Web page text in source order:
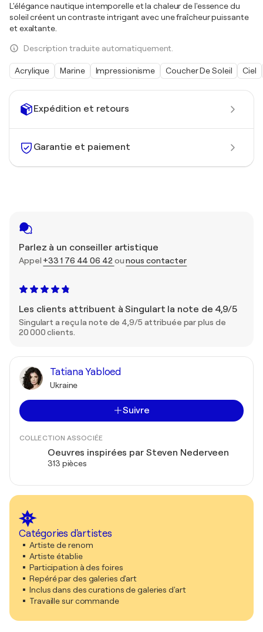
Expédition et retours
Garantie et paiement
Parlez à un conseiller artistique
Appel +33 1 76 44 06 42 ounous contacter
Les clients attribuent à Singulart la note de 4,9/5
Singulart a reçu la note de 4,9/5 attribuée par plus de
20 000 clients.
Tatiana Yabloed
Ukraine
Suivre
COLLECTION ASSOCIÉE
Oeuvres inspirées par Steven Nederveen
313 pièces
Catégories d'artistes
Artiste de renom
Artiste établie
Participation à des foires
Repéré par des galeries d'art
Inclus dans des curations de galeries d'art
Travaille sur commande
L'élégance nautique intemporelle et la chaleur de l'essence du
soleil créent un contraste intrigant avec une fraîcheur puissante
et exaltante.
Description traduite automatiquement.
Acrylique Marine Impressionisme Coucher De Soleil Ciel